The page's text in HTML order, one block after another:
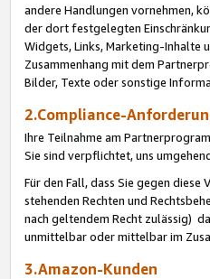
andere Handlungen vornehmen,
der dort festgelegten
Widgets, Links, Marketing-Inhalte
Zusammenhang mit dem
Bilder, Texte oder sonstige
2.Compliance-
Ihre Teilnahme am
Sie sind verpflichtet, uns
Für den Fall, dass Sie gegen
stehenden Rechten und
nach geltendem Recht zulässig)
unmittelbar oder mittelbar im
3.Amazon-Kunden